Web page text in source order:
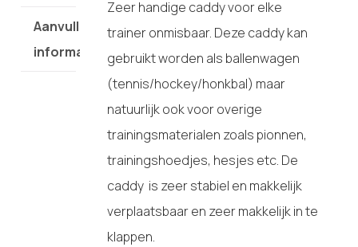
Aanvullende
informatie
Zeer handige caddy voor elke
trainer onmisbaar. Deze caddy kan
gebruikt worden als ballenwagen
(tennis/hockey/honkbal) maar
natuurlijk ook voor overige
trainingsmaterialen zoals pionnen,
trainingshoedjes, hesjes etc. De
caddy is zeer stabiel en makkelijk
verplaatsbaar en zeer makkelijk in te
klappen.